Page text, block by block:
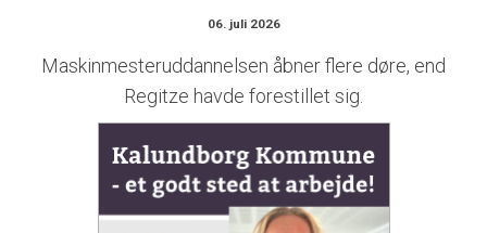
06. juli 2026
Maskinmesteruddannelsen åbner flere døre, end
Regitze havde forestillet sig.